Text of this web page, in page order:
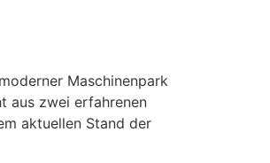
Maschinenpark
aus zwei erfahrenen
aktuellen Stand der